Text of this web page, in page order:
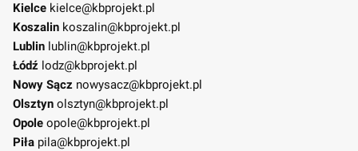
Kielce kielce@kbprojekt.pl
Koszalin koszalin@kbprojekt.pl
Lublin lublin@kbprojekt.pl
Łódź lodz@kbprojekt.pl
Nowy Sącz nowysacz@kbprojekt.pl
Olsztyn olsztyn@kbprojekt.pl
Opole opole@kbprojekt.pl
Piła pila@kbprojekt.pl